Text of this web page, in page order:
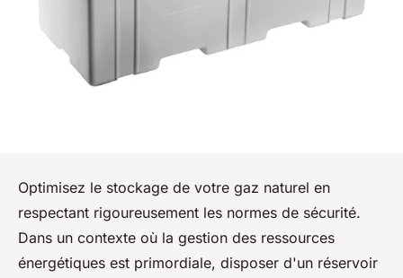
Optimisez le stockage de votre gaz naturel en
respectant rigoureusement les normes de sécurité.
Dans un contexte où la gestion des ressources
énergétiques est primordiale, disposer d'un réservoir